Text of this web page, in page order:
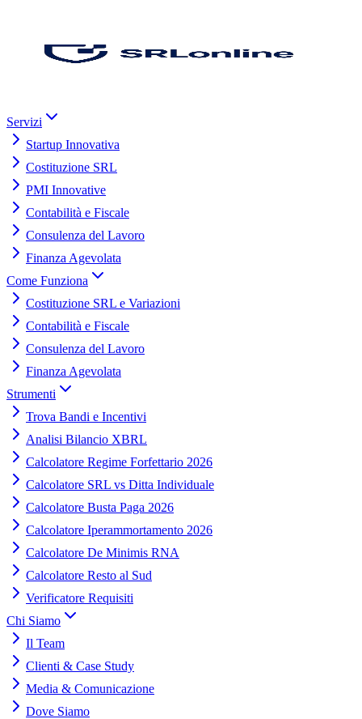
Servizi
Startup Innovativa
Costituzione SRL
PMI Innovative
Contabilità e Fiscale
Consulenza del Lavoro
Finanza Agevolata
Come Funziona
Costituzione SRL e Variazioni
Contabilità e Fiscale
Consulenza del Lavoro
Finanza Agevolata
Strumenti
Trova Bandi e Incentivi
Analisi Bilancio XBRL
Calcolatore Regime Forfettario 2026
Calcolatore SRL vs Ditta Individuale
Calcolatore Busta Paga 2026
Calcolatore Iperammortamento 2026
Calcolatore De Minimis RNA
Calcolatore Resto al Sud
Verificatore Requisiti
Chi Siamo
Il Team
Clienti & Case Study
Media & Comunicazione
Dove Siamo